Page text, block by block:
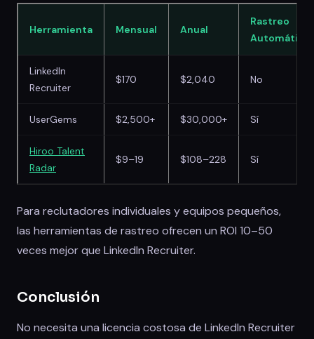
Herramienta Mensual Anual
Rastreo
Automático
LinkedIn
Recruiter
$170 $2,040 No
UserGems $2,500+ $30,000+ Sí
Hiroo Talent
Radar
$9–19 $108–228 Sí
Para reclutadores individuales y equipos pequeños,
las herramientas de rastreo ofrecen un ROI 10–50
veces mejor que LinkedIn Recruiter.
Conclusión
No necesita una licencia costosa de LinkedIn Recruiter